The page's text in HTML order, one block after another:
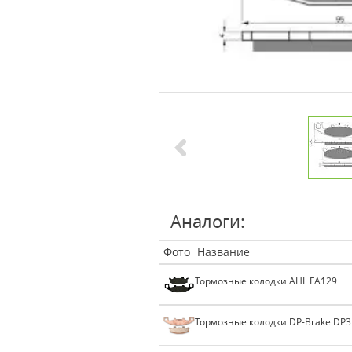
Аналоги:
Фото Название
Тормозные колодки AHL FA129
Тормозные колодки DP-Brake